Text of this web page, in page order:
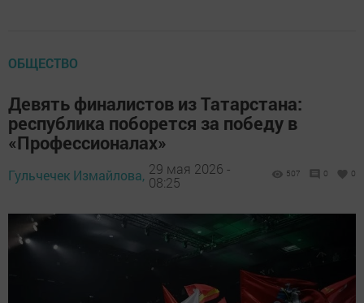
ОБЩЕСТВО
Девять финалистов из Татарстана:
республика поборется за победу в
«Профессионалах»
Гульчечек Измайлова, 29 мая 2026 -
08:25
507 0 0